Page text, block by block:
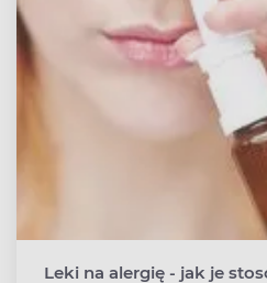
Leki na alergię - jak je